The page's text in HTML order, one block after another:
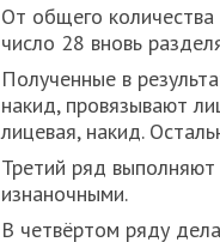
От общего
число 28 вновь
Полученные в
накид, провязывают
лицевая, накид.
Третий ряд выполняют
изнаночными.
В четвёртом ряду